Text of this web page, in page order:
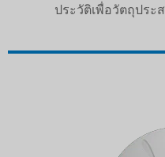
ประวัติเพื่อวัตถุปร